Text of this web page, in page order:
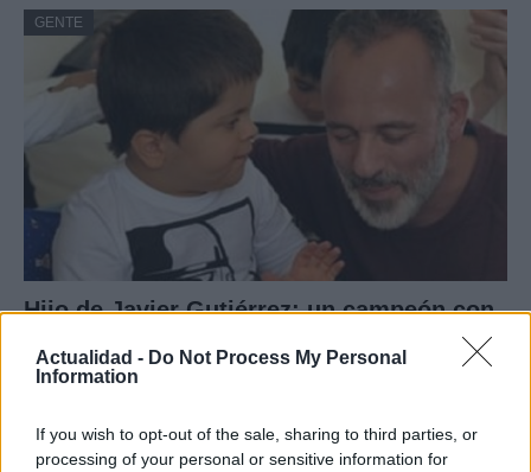
Actualidad - Do Not Process My Personal
Information
If you wish to opt-out of the sale, sharing to third parties, or
processing of your personal or sensitive information for
GENTE
Hijo de Javier Gutiérrez: un campeón con
El hijo del actor Javier Gutiérrez, es Mateo,…
GENTE